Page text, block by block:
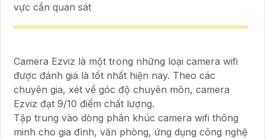
vực cần quan sát
Camera Ezviz là một trong những loại camera wifi
được đánh giá là tốt nhất hiện nay. Theo các
chuyên gia, xét về góc độ chuyên môn, camera
Ezviz đạt 9/10 điểm chất lượng.
Tập trung vào dòng phân khúc camera wifi thông
minh cho gia đình, văn phòng, ứng dụng công nghệ